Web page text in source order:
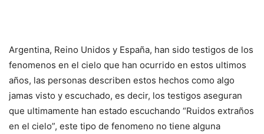
Argentina, Reino Unidos y España, han sido testigos de los
fenomenos en el cielo que han ocurrido en estos ultimos
años, las personas describen estos hechos como algo
jamas visto y escuchado, es decir, los testigos aseguran
que ultimamente han estado escuchando “Ruidos extraños
en el cielo”, este tipo de fenomeno no tiene alguna